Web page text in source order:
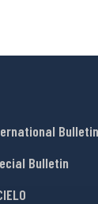
Bulletin
Bulletin